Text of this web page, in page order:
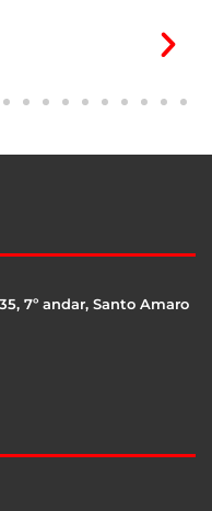
7º andar, Santo Amaro